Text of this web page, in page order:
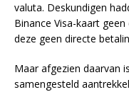
valuta. Deskundigen
Binance Visa-kaart
deze geen directe
Maar afgezien daarvan
samengesteld